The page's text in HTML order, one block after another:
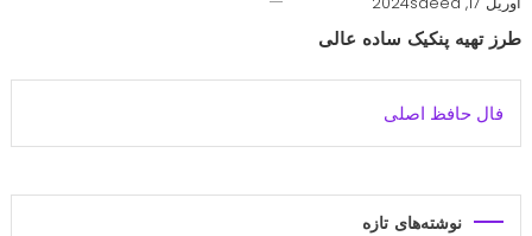
طرز تهیه پنکیک ساده عالی
فال حافظ اصلی
نوشته‌های تازه